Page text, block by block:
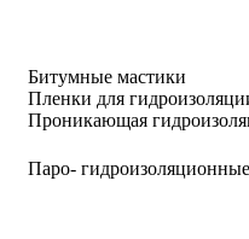
Битумные мастики
Пленки для
Проникающая
Паро-